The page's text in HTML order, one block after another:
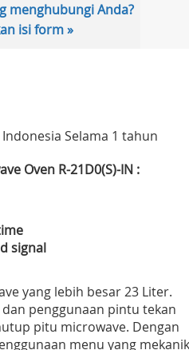
menghubungi Anda?
isi form »
Selama 1 tahun
Oven R-21D0(S)-IN :
signal
yang lebih besar 23 Liter.
penggunaan pintu tekan
pitu microwave. Dengan
menu yang mekanik